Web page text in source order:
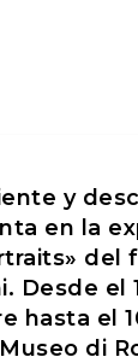
y
en la
del
Desde el
hasta el
di